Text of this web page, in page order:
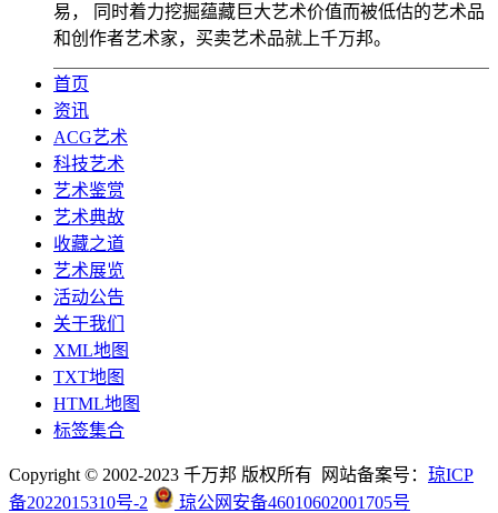
易， 同时着力挖掘蕴藏巨大艺术价值而被低估的艺术品
和创作者艺术家，买卖艺术品就上千万邦。
首页
资讯
ACG艺术
科技艺术
艺术鉴赏
艺术典故
收藏之道
艺术展览
活动公告
关于我们
XML地图
TXT地图
HTML地图
标签集合
Copyright © 2002-2023 千万邦 版权所有 网站备案号： 琼ICP
备2022015310号-2
琼公网安备46010602001705号